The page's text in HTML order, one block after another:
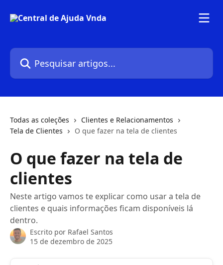
Pesquisar artigos...
Todas as coleções
Clientes e Relacionamentos
Tela de Clientes
O que fazer na tela de clientes
O que fazer na tela de
clientes
Neste artigo vamos te explicar como usar a tela de
clientes e quais informações ficam disponíveis lá
dentro.
Escrito por Rafael Santos
15 de dezembro de 2025